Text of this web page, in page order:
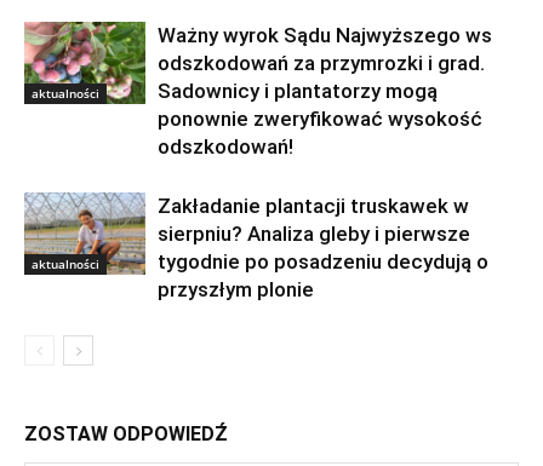
aktualności
Ważny wyrok Sądu Najwyższego ws
odszkodowań za przymrozki i grad.
Sadownicy i plantatorzy mogą
ponownie zweryfikować wysokość
odszkodowań!
aktualności
Zakładanie plantacji truskawek w
sierpniu? Analiza gleby i pierwsze
tygodnie po posadzeniu decydują o
przyszłym plonie
ZOSTAW ODPOWIEDŹ